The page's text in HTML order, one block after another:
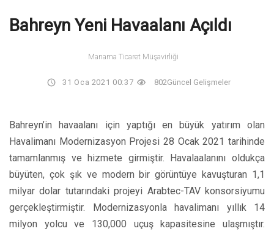
Bahreyn Yeni Havaalanı Açıldı
Manama Ticaret Müşavirliği
31 Oca 2021 00:37 802Güncel Gelişmeler
Bahreyn’in havaalanı için yaptığı en büyük yatırım olan
Havalimanı Modernizasyon Projesi 28 Ocak 2021 tarihinde
tamamlanmış ve hizmete girmiştir. Havalaalanını oldukça
büyüten, çok şık ve modern bir görüntüye kavuşturan 1,1
milyar dolar tutarındaki projeyi Arabtec-TAV konsorsiyumu
gerçekleştirmiştir. Modernizasyonla havalimanı yıllık 14
milyon yolcu ve 130,000 uçuş kapasitesine ulaşmıştır.